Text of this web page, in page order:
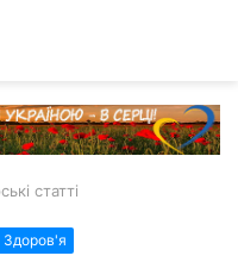
статті
Здоров'я